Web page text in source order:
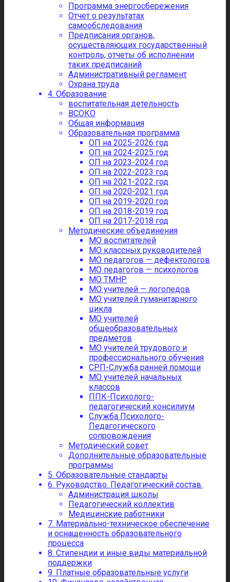
Программа энергосбережения
Отчет о результатах
самообследования
Предписания органов,
осуществляющих государственный
контроль, отчеты об исполнении
таких предписаний
Административный регламент
Охрана труда
4. Образование
воспитательная детельность
ВСОКО
Общая информация
Образовательная программа
ОП на 2025-2026 год
ОП на 2024-2025 год
ОП на 2023-2024 год
ОП на 2022-2023 год
ОП на 2021-2022 год
ОП на 2020-2021 год
ОП на 2019-2020 год
ОП на 2018-2019 год
ОП на 2017-2018 год
Методические объединения
МО воспитателей
МО классных руководителей
МО педагогов — дефектологов
МО педагогов — психологов
МО ТМНР
МО учителей — логопедов
МО учителей гуманитарного
цикла
МО учителей
общеобразовательных
предметов
МО учителей трудового и
профессионального обучения
СРП-Служба ранней помощи
МО учителей начальных
классов
ППК-Психолого-
педагогический консилиум
Служба Психолого-
Педагогического
сопровождения
Методический совет
Дополнительные образовательные
программы
5. Образовательные стандарты
6. Руководство. Педагогический состав.
Администрация школы
Педагогический коллектив
Медицинские работники
7. Материально-техническое обеспечение
и оснащенность образовательного
процесса
8. Стипендии и иные виды материальной
поддержки
9. Платные образовательные услуги